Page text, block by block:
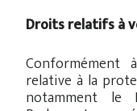
Droits relatifs à
Conformément
relative à la
notamment le